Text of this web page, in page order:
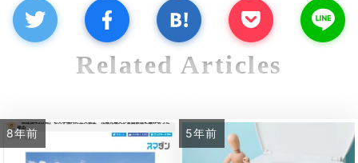
Related Articles
8年前 5年前